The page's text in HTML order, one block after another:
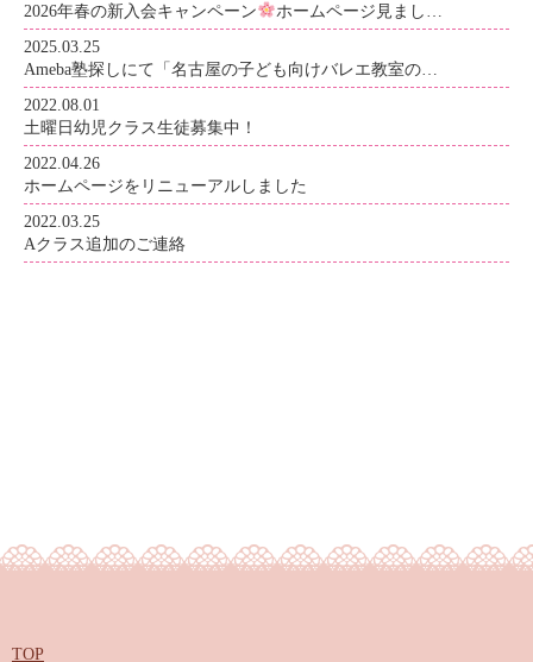
2026年春の新入会キャンペーン
ホームページ見まし…
2025.03.25
Ameba塾探しにて「名古屋の子ども向けバレエ教室の…
2022.08.01
土曜日幼児クラス生徒募集中！
2022.04.26
ホームページをリニューアルしました
2022.03.25
Aクラス追加のご連絡
TOP